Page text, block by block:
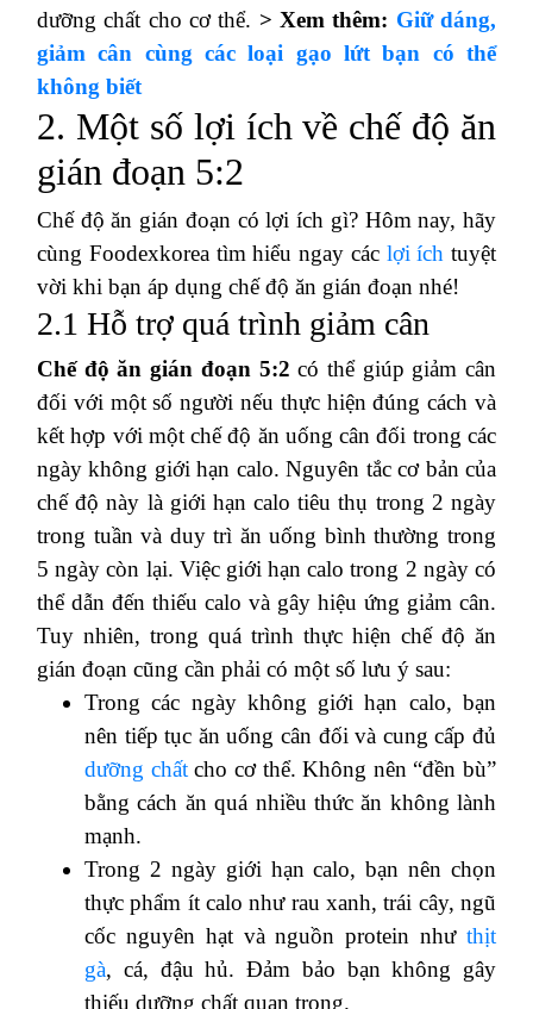
dưỡng chất cho cơ thể. > Xem thêm: Giữ dáng,
giảm cân cùng các loại gạo lứt bạn có thể
không biết
2. Một số lợi ích về chế độ ăn
gián đoạn 5:2
Chế độ ăn gián đoạn có lợi ích gì? Hôm nay, hãy
cùng Foodexkorea tìm hiểu ngay các lợi ích tuyệt
vời khi bạn áp dụng chế độ ăn gián đoạn nhé!
2.1 Hỗ trợ quá trình giảm cân
Chế độ ăn gián đoạn 5:2 có thể giúp giảm cân
đối với một số người nếu thực hiện đúng cách và
kết hợp với một chế độ ăn uống cân đối trong các
ngày không giới hạn calo. Nguyên tắc cơ bản của
chế độ này là giới hạn calo tiêu thụ trong 2 ngày
trong tuần và duy trì ăn uống bình thường trong
5 ngày còn lại. Việc giới hạn calo trong 2 ngày có
thể dẫn đến thiếu calo và gây hiệu ứng giảm cân.
Tuy nhiên, trong quá trình thực hiện chế độ ăn
gián đoạn cũng cần phải có một số lưu ý sau:
Trong các ngày không giới hạn calo, bạn
nên tiếp tục ăn uống cân đối và cung cấp đủ
dưỡng chấtcho cơ thể. Không nên “đền bù”
bằng cách ăn quá nhiều thức ăn không lành
mạnh.
Trong 2 ngày giới hạn calo, bạn nên chọn
thực phẩm ít calo như rau xanh, trái cây, ngũ
cốc nguyên hạt và nguồn protein như thịt
gà, cá, đậu hủ. Đảm bảo bạn không gây
thiếu dưỡng chất quan trọng.